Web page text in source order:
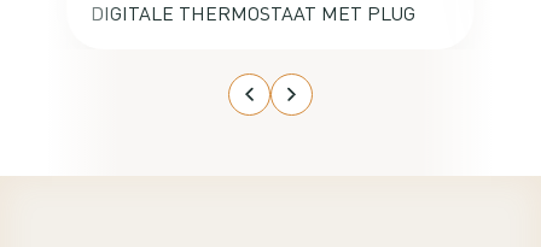
DIGITALE THERMOSTAAT MET PLUG
zolder. De aansluiting ervan was
kinderlijk eenvoudig en het werkte
set kopen voor de studeerkamer van